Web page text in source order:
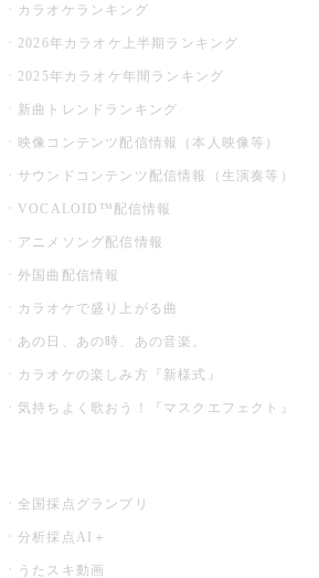
カラオケランキング
2026年カラオケ上半期ランキング
2025年カラオケ年間ランキング
新曲トレンドランキング
映像コンテンツ配信情報（本人映像等）
サウンドコンテンツ配信情報（生演奏等）
VOCALOID™配信情報
アニメソング配信情報
外国曲配信情報
カラオケで盛り上がる曲
あの日、あの時、あの音楽。
カラオケの楽しみ方『新様式』
気持ちよく歌おう！『マスクエフェクト』
全国採点グランプリ
分析採点AI＋
うたスキ動画